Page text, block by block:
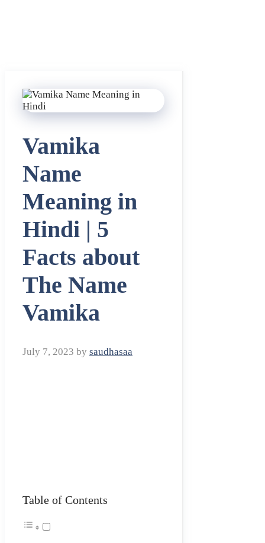
Vamika
Name
Meaning in
Hindi | 5
Facts about
The Name
Vamika
July 7, 2023 by saudhasaa
Table of Contents